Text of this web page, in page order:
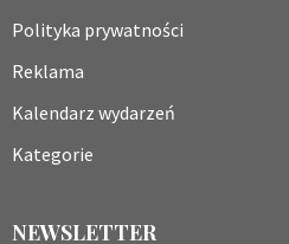
Polityka prywatności
Reklama
Kalendarz wydarzeń
Kategorie
NEWSLETTER